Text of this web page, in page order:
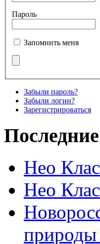
Пароль
Запомнить меня
Забыли пароль?
Забыли логин?
Зарегистрироваться
Нео
Нео
природы